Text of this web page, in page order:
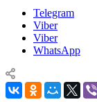
Telegram
Viber
Viber
WhatsApp